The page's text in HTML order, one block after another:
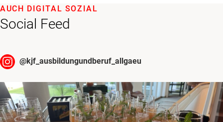
Social Feed
AUCH DIGITAL SOZIAL
@kjf_ausbildungundberuf_allgaeu